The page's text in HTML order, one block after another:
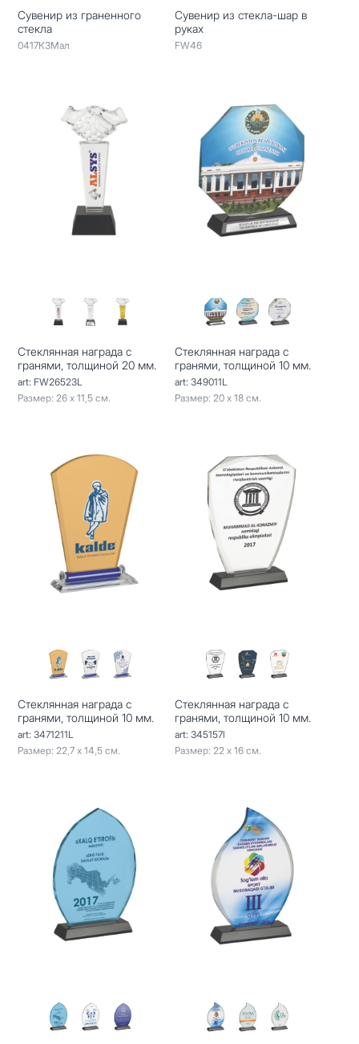
Сувенир из граненного
стекла
0417КЗМал
Сувенир из стекла-шар в
руках
FW46
Стеклянная награда с
гранями, толщиной 20 мм.
art: FW26523L
Размер: 26 х 11,5 см.
Стеклянная награда с
гранями, толщиной 10 мм.
art: 349011L
Размер: 20 х 18 см.
Стеклянная награда с
гранями, толщиной 10 мм.
art: 3471211L
Размер: 22,7 х 14,5 см.
Стеклянная награда с
гранями, толщиной 10 мм.
art: 345157l
Размер: 22 х 16 см.